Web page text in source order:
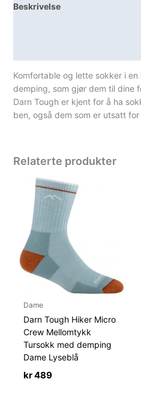
Cushion
Beskrivelse
Komfortable og lette sokker i
demping, som gjør dem til dine
Darn Tough er kjent for å ha
ben, også dem som er utsatt
Relaterte produkter
Dame
Darn Tough Hiker Micro
Crew Mellomtykk
Tursokk med demping
Dame Lyseblå
kr489